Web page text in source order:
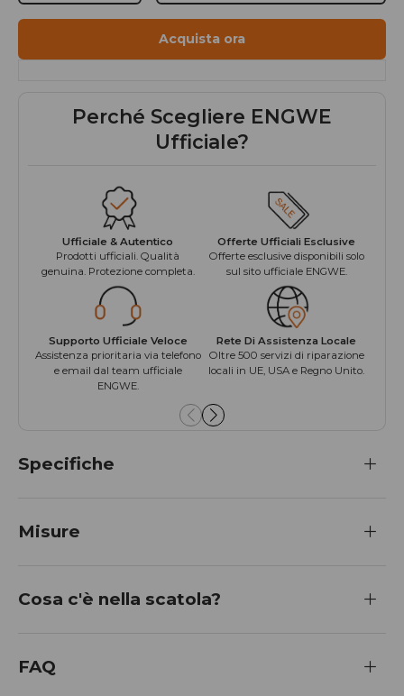
Acquista ora
Perché Scegliere ENGWE
Ufficiale?
Ufficiale & Autentico
Prodotti ufficiali. Qualità
genuina. Protezione completa.
Offerte Ufficiali Esclusive
Offerte esclusive disponibili solo
sul sito ufficiale ENGWE.
Supporto Ufficiale Veloce
Assistenza prioritaria via telefono
e email dal team ufficiale
ENGWE.
Rete Di Assistenza Locale
Oltre 500 servizi di riparazione
locali in UE, USA e Regno Unito.
Specifiche
Misure
Cosa c'è nella scatola?
FAQ